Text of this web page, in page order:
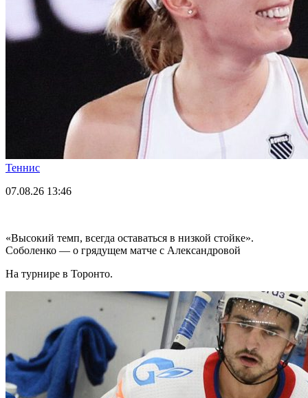
Теннис
07.08.26 13:46
«Высокий темп, всегда оставаться в низкой стойке».
Соболенко — о грядущем матче с Александровой
На турнире в Торонто.